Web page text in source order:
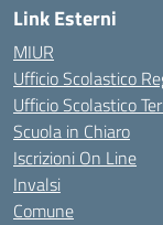
Link Esterni
MIUR
Ufficio Scolastico
Ufficio Scolastico
Scuola in Chiaro
Iscrizioni On Line
Invalsi
Comune